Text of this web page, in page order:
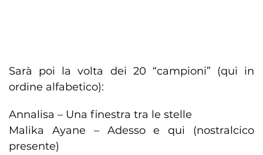
Sarà poi la volta dei 20 “campioni” (qui in
ordine alfabetico):
Annalisa – Una finestra tra le stelle
Malika Ayane – Adesso e qui (nostralcico
presente)